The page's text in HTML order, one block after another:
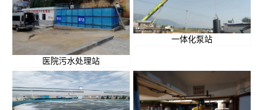
医院污水处理站
一体化泵站